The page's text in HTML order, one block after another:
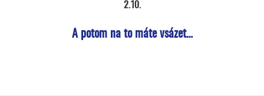
2.10.
A potom na to máte vsázet…